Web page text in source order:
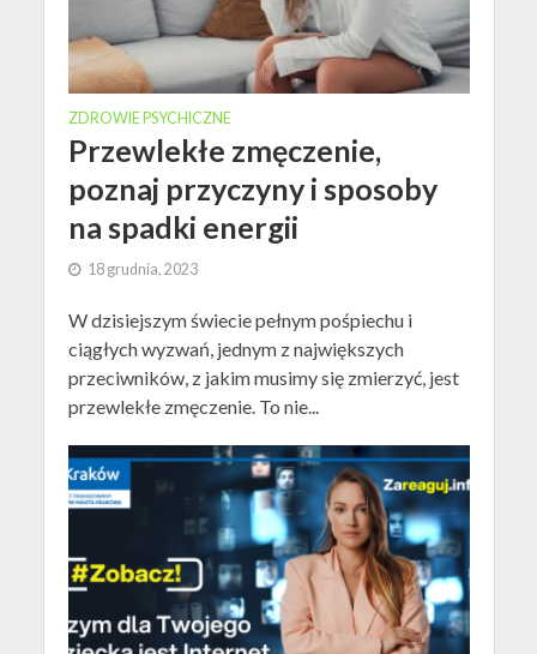
ZDROWIE PSYCHICZNE
Przewlekłe zmęczenie,
poznaj przyczyny i sposoby
na spadki energii
18 grudnia, 2023
W dzisiejszym świecie pełnym pośpiechu i
ciągłych wyzwań, jednym z największych
przeciwników, z jakim musimy się zmierzyć, jest
przewlekłe zmęczenie. To nie...